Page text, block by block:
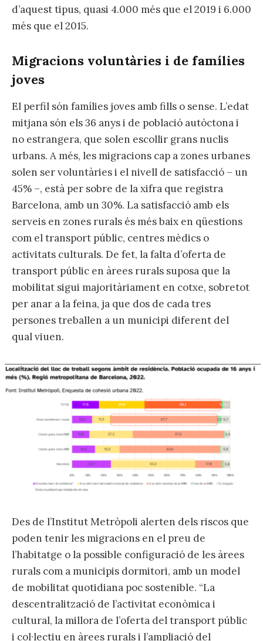
d’aquest tipus, quasi 4.000 més que el 2019 i 6.000
més que el 2015.
Migracions voluntàries i de famílies
joves
El perfil són famílies joves amb fills o sense. L’edat
mitjana són els 36 anys i de població autòctona i
no estrangera, que solen escollir grans nuclis
urbans. A més, les migracions cap a zones urbanes
solen ser voluntàries i el nivell de satisfacció – un
45% –, està per sobre de la xifra que registra
Barcelona, amb un 30%. La satisfacció amb els
serveis en zones rurals és més baix en qüestions
com el transport públic, centres mèdics o
activitats culturals. De fet, la falta d’oferta de
transport públic en àrees rurals suposa que la
mobilitat sigui majoritàriament en cotxe, sobretot
per anar a la feina, ja que dos de cada tres
persones treballen a un municipi diferent del
qual viuen.
Des de l’Institut Metròpoli alerten dels riscos que
poden tenir les migracions en el preu de
l’habitatge o la possible configuració de les àrees
rurals com a municipis dormitori, amb un model
de mobilitat quotidiana poc sostenible. “La
descentralització de l’activitat econòmica i
cultural, la millora de l’oferta del transport públic
i col·lectiu en àrees rurals i l’ampliació del